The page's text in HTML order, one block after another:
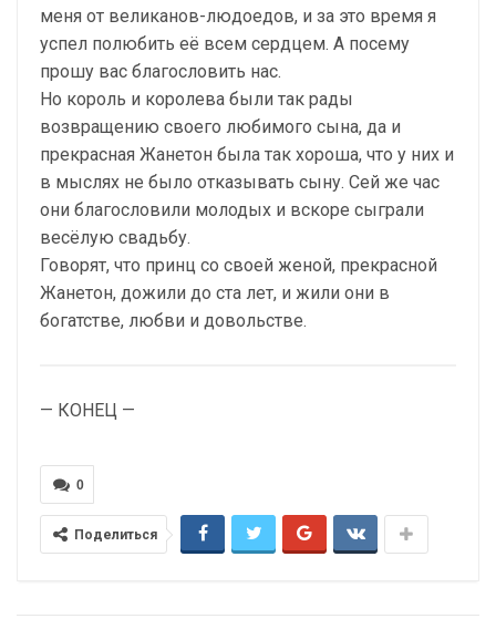
меня от великанов-людоедов, и за это время я
успел полюбить её всем сердцем. А посему
прошу вас благословить нас.
Но король и королева были так рады
возвращению своего любимого сына, да и
прекрасная Жанетон была так хороша, что у них и
в мыслях не было отказывать сыну. Сей же час
они благословили молодых и вскоре сыграли
весёлую свадьбу.
Говорят, что принц со своей женой, прекрасной
Жанетон, дожили до ста лет, и жили они в
богатстве, любви и довольстве.
— КОНЕЦ —
0
Поделиться